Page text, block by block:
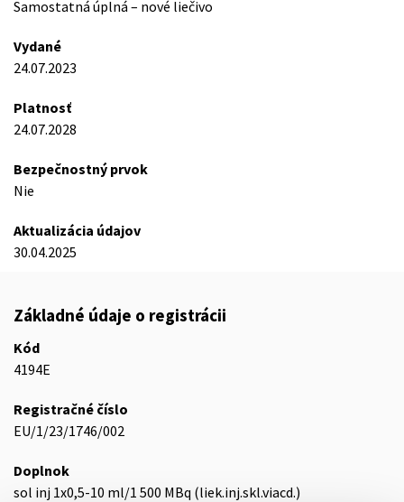
Samostatná úplná – nové liečivo
Vydané
24.07.2023
Platnosť
24.07.2028
Bezpečnostný prvok
Nie
Aktualizácia údajov
30.04.2025
Základné údaje o registrácii
Kód
4194E
Registračné číslo
EU/1/23/1746/002
Doplnok
sol inj 1x0,5-10 ml/1 500 MBq (liek.inj.skl.viacd.)